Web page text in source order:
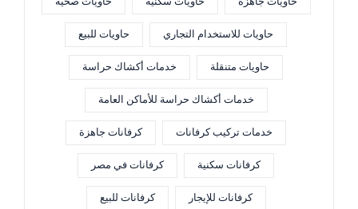
حاويات للاستخدام التجاري حاويات للبيع
حاويات متنقلة خدمات أكشاك حراسة
خدمات أكشاك حراسة للأماكن العامة
خدمات تركيب كرفانات كرفانات جاهزة
كرفانات سكنية كرفانات في مصر
كرفانات للإيجار كرفانات للبيع